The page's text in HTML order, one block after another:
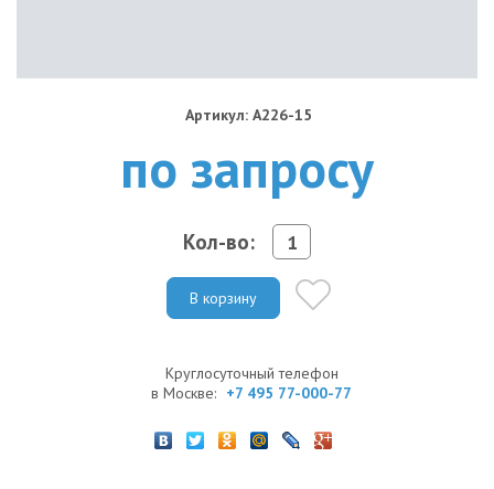
Артикул: A226-15
по запросу
Кол-во:
В корзину
Круглосуточный телефон
в Москве: +7 495 77-000-77